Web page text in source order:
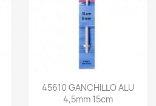
45610 GANCHILLO ALU
4,5mm 15cm